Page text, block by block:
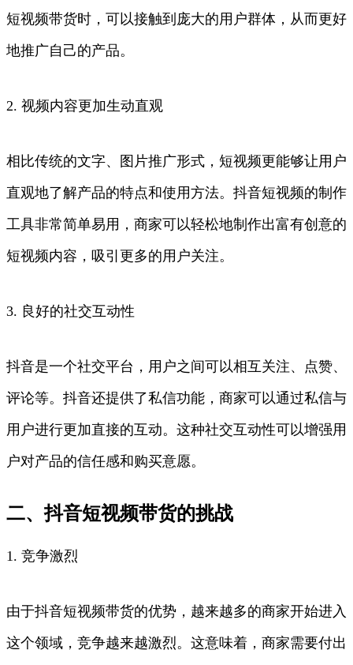
短视频带货时，可以接触到庞大的用户群体，从而更好
地推广自己的产品。
2. 视频内容更加生动直观
相比传统的文字、图片推广形式，短视频更能够让用户
直观地了解产品的特点和使用方法。抖音短视频的制作
工具非常简单易用，商家可以轻松地制作出富有创意的
短视频内容，吸引更多的用户关注。
3. 良好的社交互动性
抖音是一个社交平台，用户之间可以相互关注、点赞、
评论等。抖音还提供了私信功能，商家可以通过私信与
用户进行更加直接的互动。这种社交互动性可以增强用
户对产品的信任感和购买意愿。
二、抖音短视频带货的挑战
1. 竞争激烈
由于抖音短视频带货的优势，越来越多的商家开始进入
这个领域，竞争越来越激烈。这意味着，商家需要付出